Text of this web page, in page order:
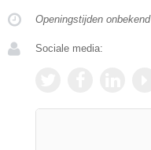
Openingstijden onbekend
Sociale media: